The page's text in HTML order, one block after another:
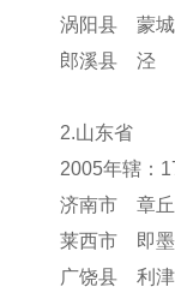
涡阳县 蒙
郎溪县 泾
2.山东省
2005年辖：
济南市 章
莱西市 即
广饶县 利